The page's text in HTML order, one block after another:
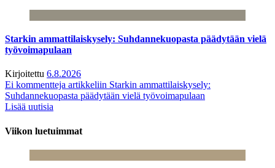
Starkin ammattilaiskysely: Suhdannekuopasta päädytään vielä
työvoimapulaan
Kirjoitettu 6.8.2026
Ei kommentteja artikkeliin Starkin ammattilaiskysely:
Suhdannekuopasta päädytään vielä työvoimapulaan
Lisää uutisia
Viikon luetuimmat